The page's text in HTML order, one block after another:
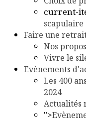
current-
scapulaire
Faire une
Nos
Vivre le
Evènements
Les 400
2024
Actualités
">